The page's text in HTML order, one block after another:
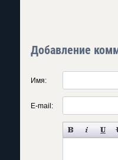
Добавление
Имя:
E-mail: